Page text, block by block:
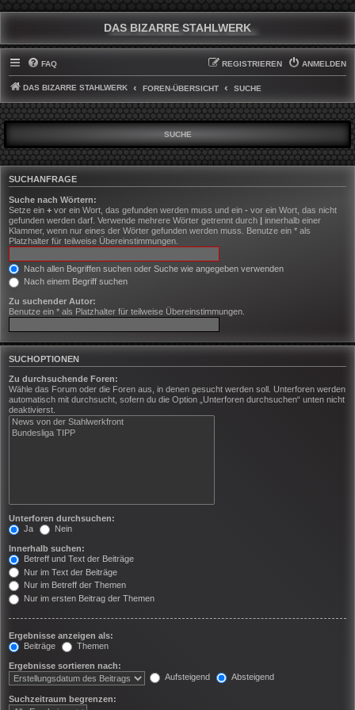
DAS BIZARRE STAHLWERK
FAQ ANMELDEN
REGISTRIEREN
DAS BIZARRE STAHLWERK FOREN-ÜBERSICHT SUCHE
SUCHE
SUCHANFRAGE
Suche nach Wörtern:
Setze ein + vor ein Wort, das gefunden werden muss und ein - vor ein Wort, das nicht
gefunden werden darf. Verwende mehrere Wörter getrennt durch | innerhalb einer
Klammer, wenn nur eines der Wörter gefunden werden muss. Benutze ein * als
Platzhalter für teilweise Übereinstimmungen.
Nach allen Begriffen suchen oder Suche wie angegeben verwenden
Nach einem Begriff suchen
Zu suchender Autor:
Benutze ein * als Platzhalter für teilweise Übereinstimmungen.
SUCHOPTIONEN
Zu durchsuchende Foren:
Wähle das Forum oder die Foren aus, in denen gesucht werden soll. Unterforen werden
automatisch mit durchsucht, sofern du die Option „Unterforen durchsuchen“ unten nicht
deaktivierst.
Unterforen durchsuchen:
Ja
Nein
Innerhalb suchen:
Betreff und Text der Beiträge
Nur im Text der Beiträge
Nur im Betreff der Themen
Nur im ersten Beitrag der Themen
Ergebnisse anzeigen als:
Beiträge
Themen
Ergebnisse sortieren nach:
Aufsteigend
Absteigend
Suchzeitraum begrenzen: